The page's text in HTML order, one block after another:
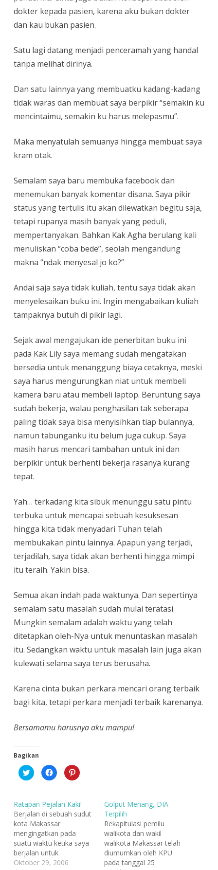
dokter kepada pasien, karena aku bukan dokter
dan kau bukan pasien.
Satu lagi datang menjadi penceramah yang handal
tanpa melihat dirinya.
Dan satu lainnya yang membuatku kadang-kadang
tidak waras dan membuat saya berpikir “semakin ku
mencintaimu, semakin ku harus melepasmu”.
Maka menyatulah semuanya hingga membuat saya
kram otak.
Semalam saya baru membuka facebook dan
menemukan banyak komentar disana. Saya pikir
status yang tertulis itu akan dilewatkan begitu saja,
tetapi rupanya masih banyak yang peduli,
mempertanyakan. Bahkan Kak Agha berulang kali
menuliskan “coba bede”, seolah mengandung
makna “ndak menyesal jo ko?”
Andai saja saya tidak kuliah, tentu saya tidak akan
menyelesaikan buku ini. Ingin mengabaikan kuliah
tampaknya butuh di pikir lagi.
Sejak awal mengajukan ide penerbitan buku ini
pada Kak Lily saya memang sudah mengatakan
bersedia untuk menanggung biaya cetaknya, meski
saya harus mengurungkan niat untuk membeli
kamera baru atau membeli laptop. Beruntung saya
sudah bekerja, walau penghasilan tak seberapa
paling tidak saya bisa menyisihkan tiap bulannya,
namun tabunganku itu belum juga cukup. Saya
masih harus mencari tambahan untuk ini dan
berpikir untuk berhenti bekerja rasanya kurang
tepat.
Yah… terkadang kita sibuk menunggu satu pintu
terbuka untuk mencapai sebuah kesuksesan
hingga kita tidak menyadari Tuhan telah
membukakan pintu lainnya. Apapun yang terjadi,
terjadilah, saya tidak akan berhenti hingga mimpi
itu teraih. Yakin bisa.
Semua akan indah pada waktunya. Dan sepertinya
semalam satu masalah sudah mulai teratasi.
Mungkin semalam adalah waktu yang telah
ditetapkan oleh-Nya untuk menuntaskan masalah
itu. Sedangkan waktu untuk masalah lain juga akan
kulewati selama saya terus berusaha.
Karena cinta bukan perkara mencari orang terbaik
bagi kita, tetapi perkara menjadi terbaik karenanya.
Bersamamu harusnya aku mampu!
Bagikan
K
l
t
u
k
b
e
r
b
a
g
p
K
l
n
t
u
k
m
m
b
a
g
i
k
K
l
n
t
u
k
b
a
Ratapan Pejalan Kaki!
Berjalan di sebuah sudut
kota Makassar
mengingatkan pada
suatu waktu ketika saya
berjalan untuk
mengantar pulang tujuh
Oktober 29, 2006
Golput Menang, DIA
Terpilih
Rekapitulasi pemilu
walikota dan wakil
walikota Makassar telah
diumumkan oleh KPU
pada tanggal 25